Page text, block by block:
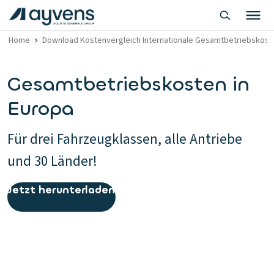
Home Download Kostenvergleich Internationale
Gesamtbetriebskosten in
Europa
Für drei Fahrzeugklassen, alle Antriebe
und 30 Länder!
Jetzt herunterladen